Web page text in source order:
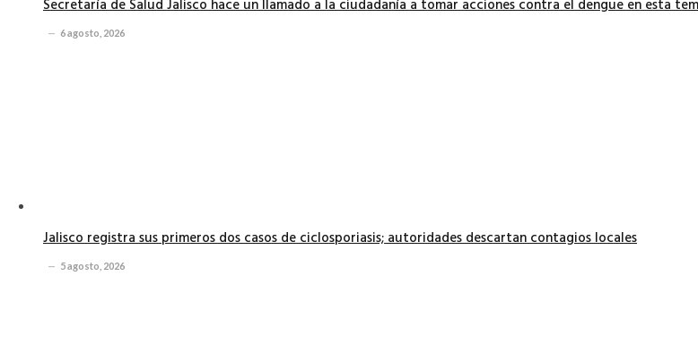
Secretaría de Salud Jalisco hace un llamado a la ciudadanía a tomar acciones contra el dengue en esta
6 agosto, 2026
Jalisco registra sus primeros dos casos de ciclosporiasis; autoridades descartan contagios locales
5 agosto, 2026